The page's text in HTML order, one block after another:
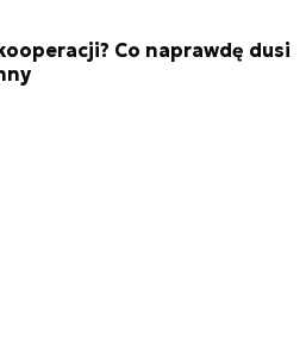
Co naprawdę dusi